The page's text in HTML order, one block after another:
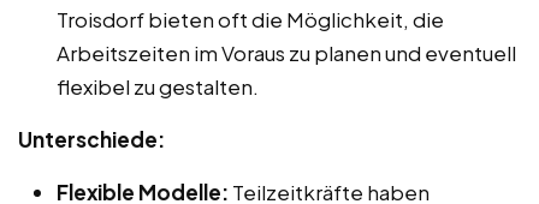
Troisdorf bieten oft die Möglichkeit, die
Arbeitszeiten im Voraus zu planen und eventuell
flexibel zu gestalten.
Unterschiede:
Flexible Modelle: Teilzeitkräfte haben